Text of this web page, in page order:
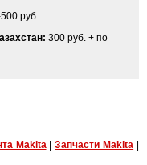
руб.
300 руб. + по
Makita|Запчасти Makita